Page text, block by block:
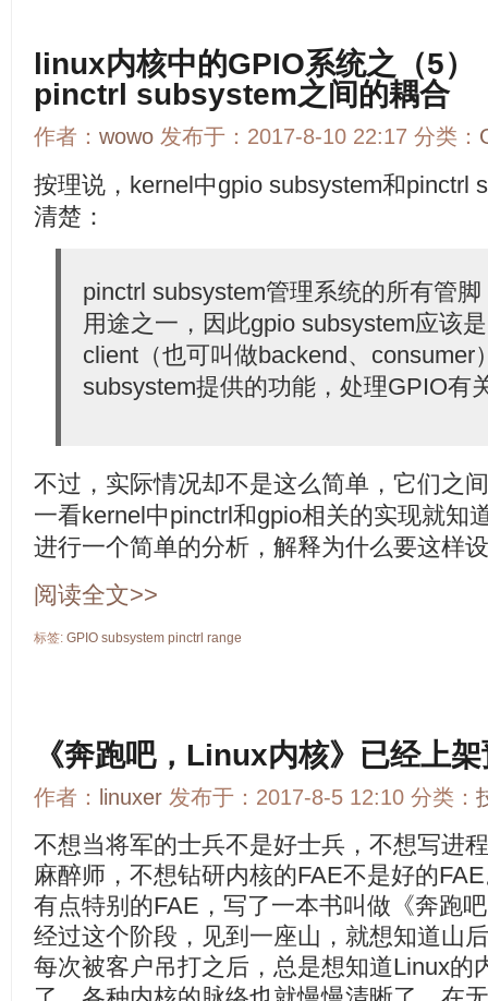
linux内核中的GPIO系统之（5
pinctrl subsystem之间的耦合
作者： wowo 发布于：2017-8-10 22:17 分类：
按理说，kernel中gpio subsystem和pinctrl
清楚：
pinctrl subsystem管理系统的所有管
用途之一，因此gpio subsystem应该
client（也可叫做backend、consumer
subsystem提供的功能，处理GPIO有
不过，实际情况却不是这么简单，它们之
一看kernel中pinctrl和gpio相关的实现就知
进行一个简单的分析，解释为什么要这样
阅读全文>>
标签: GPIO subsystem pinctrl range
《奔跑吧，Linux内核》已经上
作者： linuxer 发布于：2017-8-5 12:10 分类：
不想当将军的士兵不是好士兵，不想写进
麻醉师，不想钻研内核的FAE不是好的
有点特别的FAE，写了一本书叫做《奔跑
经过这个阶段，见到一座山，就想知道山
每次被客户吊打之后，总是想知道Linux的